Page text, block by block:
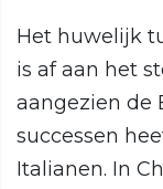
Het huwelijk
is af aan het
aangezien de
successen
Italianen. In